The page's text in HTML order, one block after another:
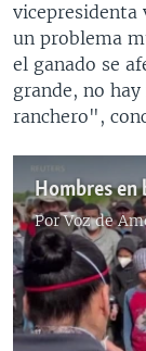
vicepresidenta
un problema
el ganado se
grande, no
ranchero",
PorVoz de
No